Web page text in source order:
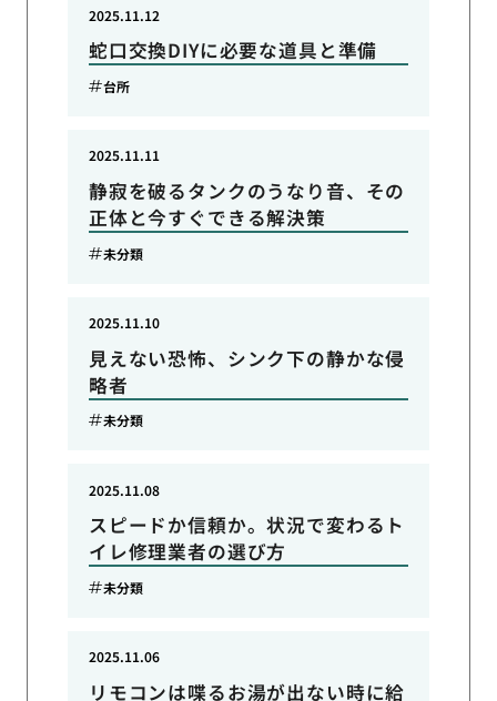
蛇口交換DIYに必要な道具と準備
2025.11.12
台所
静寂を破るタンクのうなり音、その
正体と今すぐできる解決策
2025.11.11
未分類
見えない恐怖、シンク下の静かな侵
略者
2025.11.10
未分類
スピードか信頼か。状況で変わるト
イレ修理業者の選び方
2025.11.08
未分類
リモコンは喋るお湯が出ない時に給
2025.11.06